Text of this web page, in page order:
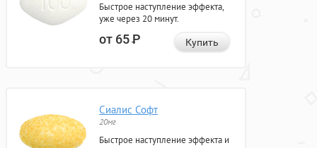
Быстрое наступление эффекта,
уже через 20 минут.
от 65Р Купить
Сиалис Софт
20мг
Быстрое наступление эффекта и